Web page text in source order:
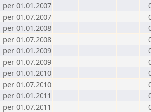
per 01.01.2007
per 01.07.2007
per 01.01.2008
per 01.07.2008
per 01.01.2009
per 01.07.2009
per 01.01.2010
per 01.07.2010
per 01.01.2011
per 01.07.2011